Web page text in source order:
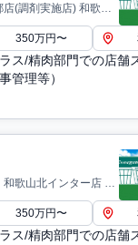
(調剤実施店) 和歌山
350万円〜
ス/精肉部門での店舗
管理等）
歌山北インター店 和
350万円〜
ス/精肉部門での店舗